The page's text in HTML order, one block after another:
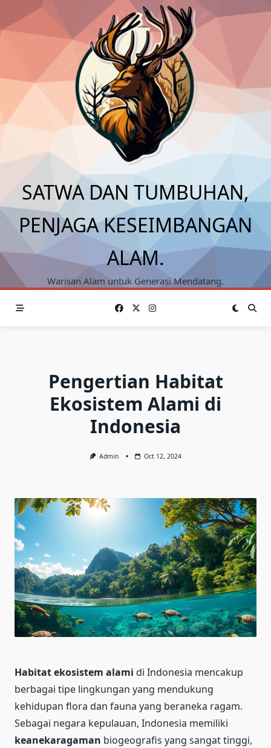
content
SATWA DAN TUMBUHAN,
PENJAGA KESEIMBANGAN
ALAM.
Warisan Alam untuk Generasi Mendatang.
Pengertian Habitat
Ekosistem Alami di
Indonesia
Admin Oct 12, 2024
Habitat ekosistem alami di Indonesia mencakup
berbagai tipe lingkungan yang mendukung
kehidupan flora dan fauna yang beraneka ragam.
Sebagai negara kepulauan, Indonesia memiliki
keanekaragaman biogeografis yang sangat tinggi,